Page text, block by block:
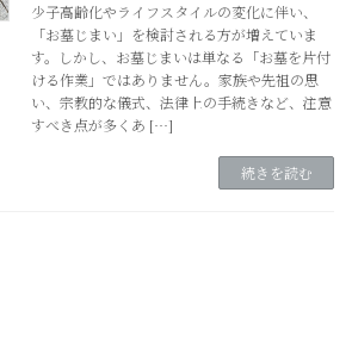
少子高齢化やライフスタイルの変化に伴い、
「お墓じまい」を検討される方が増えていま
す。しかし、お墓じまいは単なる「お墓を片付
ける作業」ではありません。家族や先祖の思
い、宗教的な儀式、法律上の手続きなど、注意
すべき点が多くあ […]
続きを読む